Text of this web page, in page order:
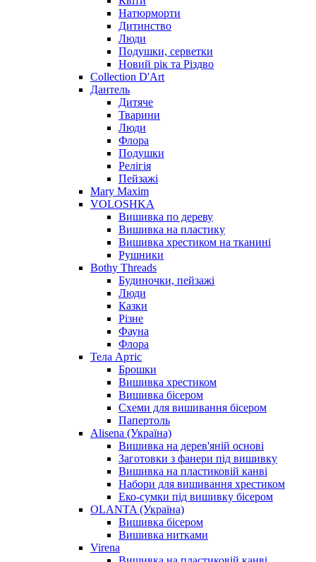
Натюрморти
Дитинство
Люди
Подушки, серветки
Новий рік та Різдво
Collection D'Art
Дантель
Дитяче
Тварини
Люди
Флора
Подушки
Релігія
Пейзажі
Mary Maxim
VOLOSHKA
Вишивка по дереву
Вишивка на пластику
Вишивка хрестиком на тканині
Рушники
Bothy Threads
Будиночки, пейзажі
Люди
Казки
Різне
Фауна
Флора
Тела Артіс
Брошки
Вишивка хрестиком
Вишивка бісером
Схеми для вишивання бісером
Папертоль
Alisena (Україна)
Вишивка на дерев'яній основі
Заготовки з фанери під вишивку
Вишивка на пластиковій канві
Набори для вишивання хрестиком
Еко-сумки під вишивку бісером
OLANTA (Україна)
Вишивка бісером
Вишивка нитками
Virena